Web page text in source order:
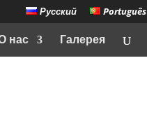
Русский Português
нас Галерея